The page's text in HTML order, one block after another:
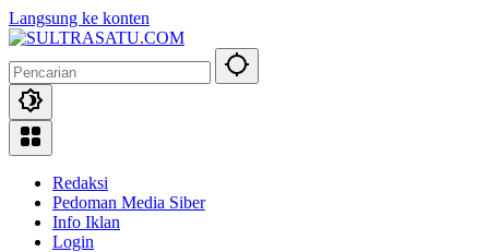
Langsung ke konten
Redaksi
Pedoman Media Siber
Info Iklan
Login